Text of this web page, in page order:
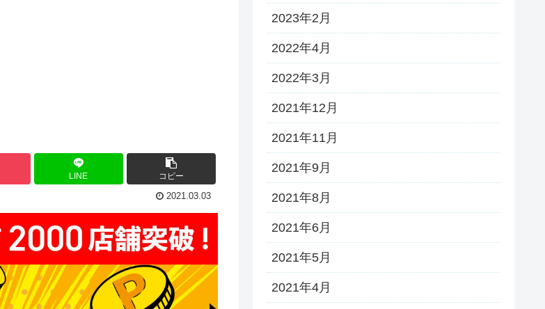
LINE コピー
2021.03.03
2023年2月
2022年4月
2022年3月
2021年12月
2021年11月
2021年9月
2021年8月
2021年6月
2021年5月
2021年4月